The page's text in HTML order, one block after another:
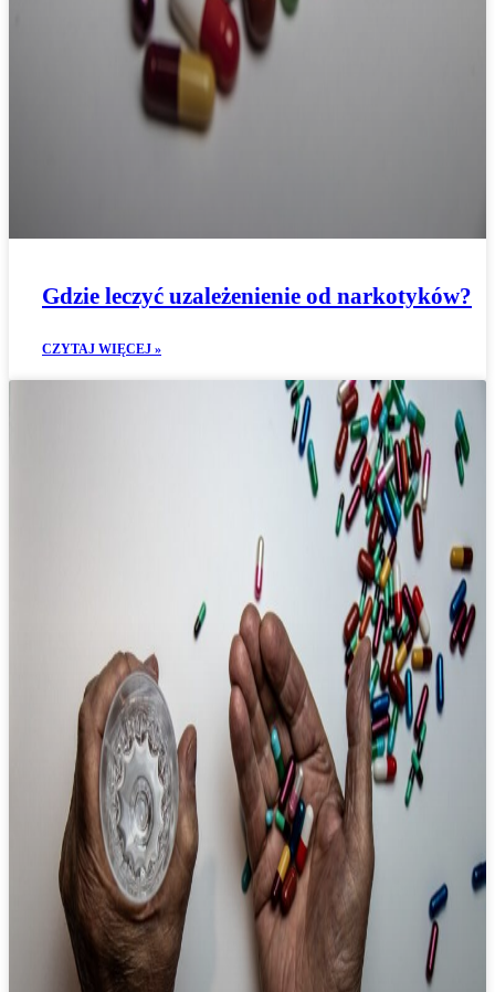
Gdzie leczyć uzależenienie od narkotyków?
CZYTAJ WIĘCEJ »